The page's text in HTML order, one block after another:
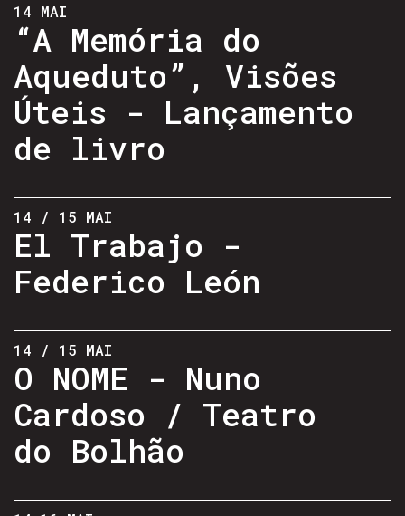
14 MAI
“A Memória do
Aqueduto”, Visões
Úteis - Lançamento
de livro
14 / 15 MAI
El Trabajo -
Federico León
14 / 15 MAI
O NOME - Nuno
Cardoso / Teatro
do Bolhão